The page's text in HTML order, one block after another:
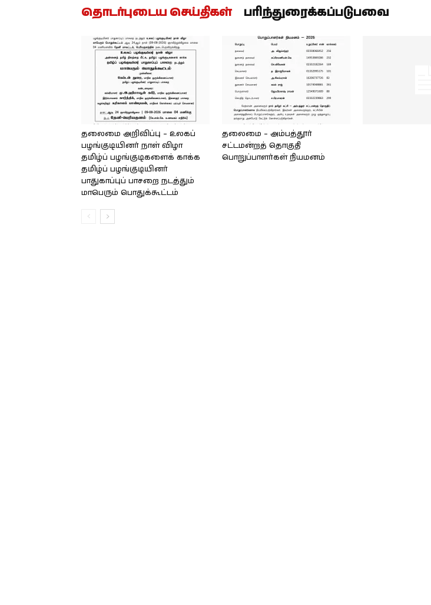
தொடர்புடைய செய்திகள் பரிந்துரைக்கப்படுபவை
தலைமை அறிவிப்பு – உலகப்
பழங்குடியினர் நாள் விழா
தமிழ்ப் பழங்குடிகளைக் காக்க
தமிழ்ப் பழங்குடியினர்
பாதுகாப்புப் பாசறை நடத்தும்
மாபெரும் பொதுக்கூட்டம்
தலைமை – அம்பத்தூர்
சட்டமன்றத் தொகுதி
பொறுப்பாளர்கள் நியமனம்